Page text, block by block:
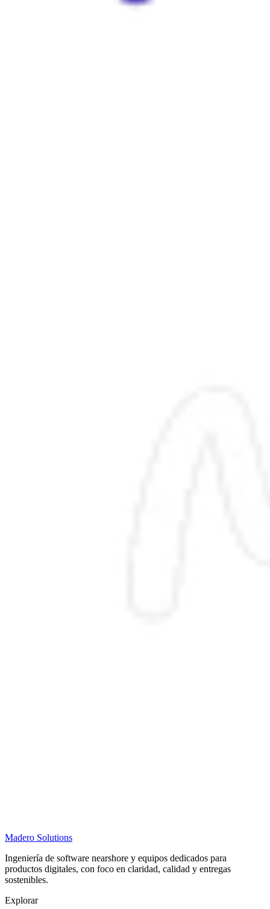
Madero Solutions
Ingeniería de software nearshore y equipos dedicados para
productos digitales, con foco en claridad, calidad y entregas
sostenibles.
Explorar